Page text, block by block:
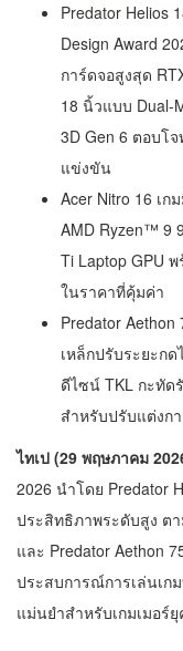
Predator Helios
Design Award
การ์ดจอสูงสุด
18 นิ้วแบบ Dual-
3D Gen 6 ตอบโ
แข่งขัน
Acer Nitro 16 เ
AMD Ryzen™ 9
Ti Laptop GPU
ในราคาที่คุ้มค่า
Predator
เหล็กปรับระยะก
ดีไซน์ TKL กะทัด
สำหรับปรับแต่งก
ไทเป (29 พฤษภาคม
2026 นำโดย Predator
ประสิทธิภาพระดับสูง ต
และ Predator Aethon
ประสบการณ์การเล่นเก
แม่นยำสำหรับเกมเมอร์